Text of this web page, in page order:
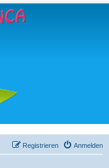
Anmelden
Registrieren